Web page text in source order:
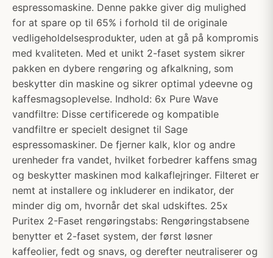
espressomaskine. Denne pakke giver dig mulighed
for at spare op til 65% i forhold til de originale
vedligeholdelsesprodukter, uden at gå på kompromis
med kvaliteten. Med et unikt 2-faset system sikrer
pakken en dybere rengøring og afkalkning, som
beskytter din maskine og sikrer optimal ydeevne og
kaffesmagsoplevelse. Indhold: 6x Pure Wave
vandfiltre: Disse certificerede og kompatible
vandfiltre er specielt designet til Sage
espressomaskiner. De fjerner kalk, klor og andre
urenheder fra vandet, hvilket forbedrer kaffens smag
og beskytter maskinen mod kalkaflejringer. Filteret er
nemt at installere og inkluderer en indikator, der
minder dig om, hvornår det skal udskiftes. 25x
Puritex 2-Faset rengøringstabs: Rengøringstabsene
benytter et 2-faset system, der først løsner
kaffeolier, fedt og snavs, og derefter neutraliserer og